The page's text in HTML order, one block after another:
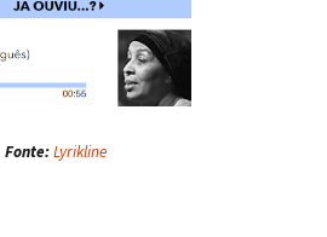
Fonte:Lyrikline